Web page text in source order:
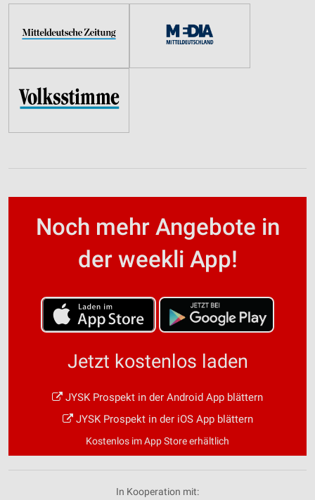
Noch mehr Angebote in
der weekli App!
Jetzt kostenlos laden
JYSK Prospekt in der Android App blättern
JYSK Prospekt in der iOS App blättern
Kostenlos im App Store erhältlich
In Kooperation mit: